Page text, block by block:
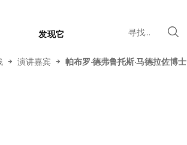
发现它 寻找
演讲嘉宾 帕布罗·德弗鲁托斯·马德拉佐博士